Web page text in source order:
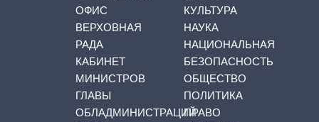
ОФИС
ВЕРХОВНАЯ
РАДА
КАБИНЕТ
МИНИСТРОВ
ГЛАВЫ
ОБЛАДМИНИСТРАЦИЙ
КУЛЬТУРА
НАУКА
НАЦИОНАЛЬНАЯ
БЕЗОПАСНОСТЬ
ОБЩЕСТВО
ПОЛИТИКА
ПРАВО